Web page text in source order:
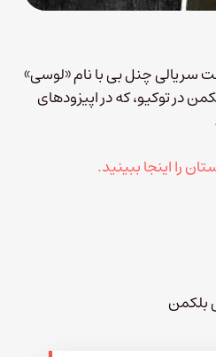
چنل بی با نام «لوسی»
در توکیو، که در اپیزودهای
را اینجا ببینید.